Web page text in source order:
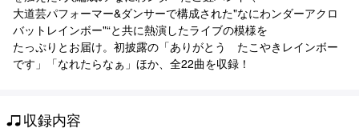
大道芸パフォーマー&ダンサーで構成された"なにわンダーアクロ
バットレインボー"“と共に熱演したライブの模様を
たっぷりとお届け。初披露の「ありがとう たこやきレインボー
です」「なれたらなぁ」ほか、全22曲を収録！
収録内容